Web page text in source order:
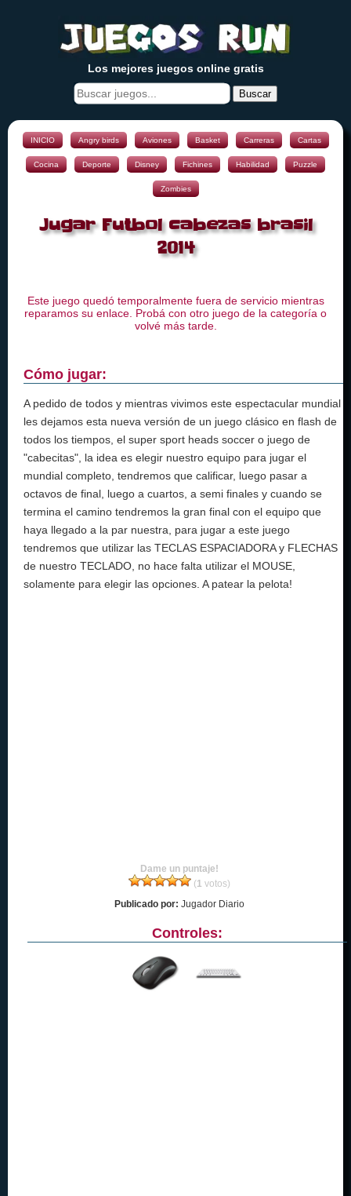
Los mejores juegos online gratis
Buscar
INICIO Angry birds Aviones Basket Carreras Cartas
Cocina Deporte Disney Fichines Habilidad Puzzle
Zombies
Jugar Futbol cabezas brasil
2014
Este juego quedó temporalmente fuera de servicio mientras
reparamos su enlace. Probá con otro juego de la categoría o
volvé más tarde.
Cómo jugar:
A pedido de todos y mientras vivimos este espectacular mundial
les dejamos esta nueva versión de un juego clásico en flash de
todos los tiempos, el super sport heads soccer o juego de
"cabecitas", la idea es elegir nuestro equipo para jugar el
mundial completo, tendremos que calificar, luego pasar a
octavos de final, luego a cuartos, a semi finales y cuando se
termina el camino tendremos la gran final con el equipo que
haya llegado a la par nuestra, para jugar a este juego
tendremos que utilizar las TECLAS ESPACIADORA y FLECHAS
de nuestro TECLADO, no hace falta utilizar el MOUSE,
solamente para elegir las opciones. A patear la pelota!
Dame un puntaje!
(1 votos)
Publicado por: Jugador Diario
Controles: